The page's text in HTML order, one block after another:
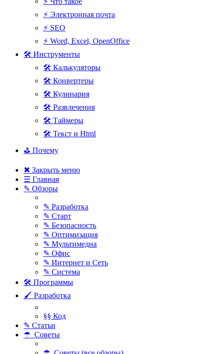
⚡ Электронная почта
⚡ SEO
⚡ Word, Excel, OpenOffice
🛠 Инструменты
🛠 Калькуляторы
🛠 Конвертеры
🛠 Кулинария
🛠 Развлечения
🛠 Таймеры
🛠 Текст и Html
⛳ Почему
✖ Закрыть меню
☰ Главная
✎ Обзоры
✎ Разработка
✎ Старт
✎ Безопасность
✎ Оптимизация
✎ Мультимедиа
✎ Офис
✎ Интернет и Сеть
✎ Система
🛠 Программы
🖌 Разработка
§§ Код
✎ Статьи
☂ Советы